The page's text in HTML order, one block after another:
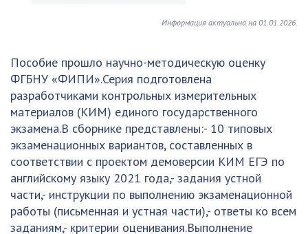
Информация актуальна на 01.01.2026.
Пособие прошло научно-методическую оценку
ФГБНУ «ФИПИ».Серия подготовлена
разработчиками контрольных измерительных
материалов (КИМ) единого государственного
экзамена.В сборнике представлены:- 10 типовых
экзаменационных вариантов, составленных в
соответствии с проектом демоверсии КИМ ЕГЭ по
английскому языку 2021 года,- задания устной
части,- инструкции по выполнению экзаменационной
работы (письменная и устная части),- ответы ко всем
заданиям,- критерии оценивания.Выполнение